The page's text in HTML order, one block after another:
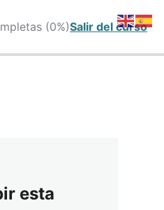
(0%)Salir del curso
esta